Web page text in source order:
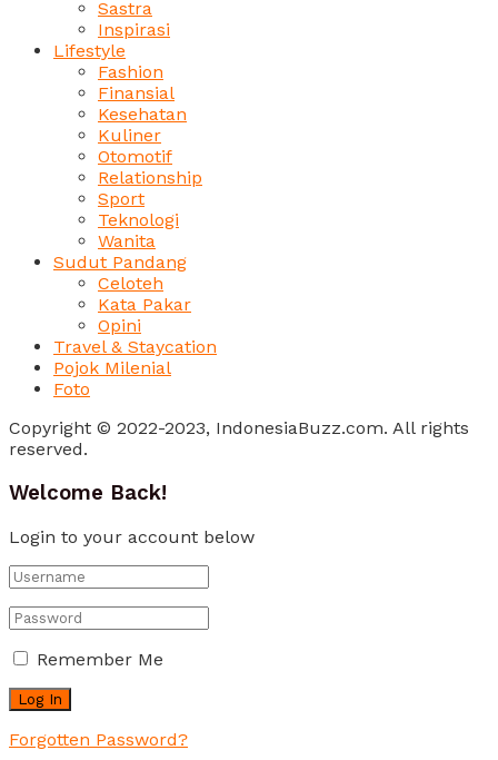
Sastra
Inspirasi
Lifestyle
Fashion
Finansial
Kesehatan
Kuliner
Otomotif
Relationship
Sport
Teknologi
Wanita
Sudut Pandang
Celoteh
Kata Pakar
Opini
Travel & Staycation
Pojok Milenial
Foto
Copyright © 2022-2023, IndonesiaBuzz.com. All rights
reserved.
Welcome Back!
Login to your account below
Remember Me
Forgotten Password?